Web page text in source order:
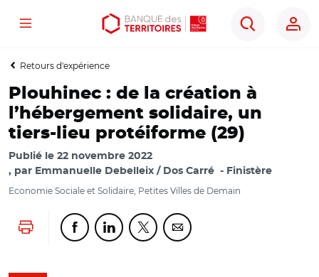
Aller
contenu
Aller
menu
Ouvrir
outils
Menu
Rechercher
Retours d'expérience
Plouhinec : de la création à
l’hébergement solidaire, un
tiers-lieu protéiforme (29)
Publié le 22 novembre 2022
par Emmanuelle Debelleix / Dos Carré Finistère
Economie Sociale et Solidaire, Petites Villes de Demain
Lancer l'impressionPartager cette page sur Facebook
Partager cette page sur Linkedin
Partager cette page sur Twitter
Partager cette page sur